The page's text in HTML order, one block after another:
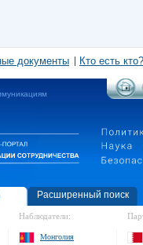
документы Кто есть кто?
Расширенный поиск
Наблюдатели:
Монголия